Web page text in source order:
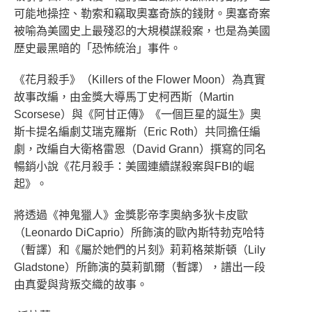
可能地操控、勒索和竊取奧塞奇族的錢財。奧塞奇案
被喻為美國史上最殘忍的大規模謀殺案，也是為美國
歷史最黑暗的「恐怖統治」事件。
《花月殺手》（Killers of the Flower Moon）為真實
故事改編，由金獎大導馬丁史柯西斯（Martin
Scorsese）與《阿甘正傳》《一個巨星的誕生》奧
斯卡提名編劇艾瑞克羅斯（Eric Roth）共同擔任編
劇，改編自大衛格雷恩（David Grann）撰寫的同名
暢銷小說《花月殺手：美國連續謀殺案與FBI的崛
起》。
將透過《神鬼獵人》金獎影帝李奧納多狄卡皮歐
（Leonardo DiCaprio）所飾演的歐內斯特勃克哈特
（暫譯）和《屬於她們的片刻》莉莉格萊斯頓（Lily
Gladstone）所飾演的莫莉凱爾（暫譯），譜出一段
由真愛與背叛交織的故事。